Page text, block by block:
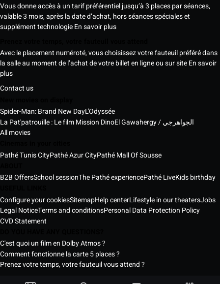
Vous donne accès à un tarif préférentiel jusqu’à 3 places par séances,
valable 3 mois, après la date d’achat, hors séances spéciales et
supplément technologieEn savoir plus
Avec le placement numéroté, vous choisissez votre fauteuil préféré dans
la salle au moment de l’achat de votre billet en ligne ou sur siteEn savoir
plus
Contact us
Spider-Man: Brand New DayL'Odyssée
La Pat'patrouille : Le film Mission Dino
El Gawahergy / الجواهرجي
All movies
Pathé Tunis CityPathé Azur CityPathé Mall Of Sousse
B2B OffersSchool sessionThe Pathé experiencePathé LiveKids birthday
Configure your cookiesSitemapHelp centerLifestyle in our theatersJobs
Legal NoticeTerms and conditionsPersonal Data Protection Policy
CVD Statement
C'est quoi un film en Dolby Atmos ?
Comment fonctionne la carte 5 places ?
Prenez votre temps, votre fauteuil vous attend ?